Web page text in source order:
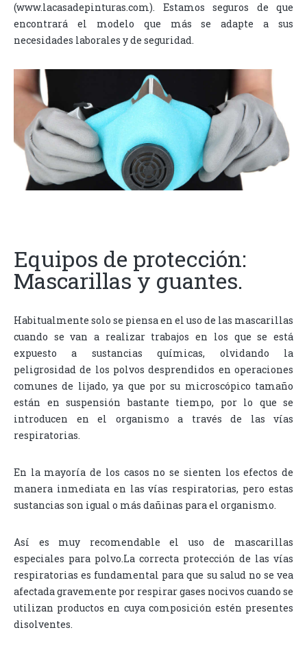
(www.lacasadepinturas.com). Estamos seguros de que
encontrará el modelo que más se adapte a sus
necesidades laborales y de seguridad.
Equipos de protección:
Mascarillas y guantes.
Habitualmente solo se piensa en el uso de las mascarillas
cuando se van a realizar trabajos en los que se está
expuesto a sustancias químicas, olvidando la
peligrosidad de los polvos desprendidos en operaciones
comunes de lijado, ya que por su microscópico tamaño
están en suspensión bastante tiempo, por lo que se
introducen en el organismo a través de las vías
respiratorias.
En la mayoría de los casos no se sienten los efectos de
manera inmediata en las vías respiratorias, pero estas
sustancias son igual o más dañinas para el organismo.
Así es muy recomendable el uso de mascarillas
especiales para polvo.La correcta protección de las vías
respiratorias es fundamental para que su salud no se vea
afectada gravemente por respirar gases nocivos cuando se
utilizan productos en cuya composición estén presentes
disolventes.